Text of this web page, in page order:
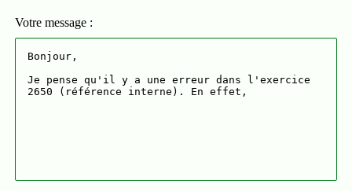
Votre message :